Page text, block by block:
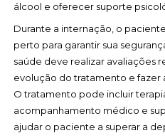
álcool e oferecer suporte
Durante a internação, o
perto para garantir sua
saúde deve realizar avaliações
evolução do tratamento e fazer
O tratamento pode incluir
acompanhamento médico e
ajudar o paciente a superar a